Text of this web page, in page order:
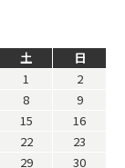
土
日
1
2
8
9
15
16
22
23
29
30